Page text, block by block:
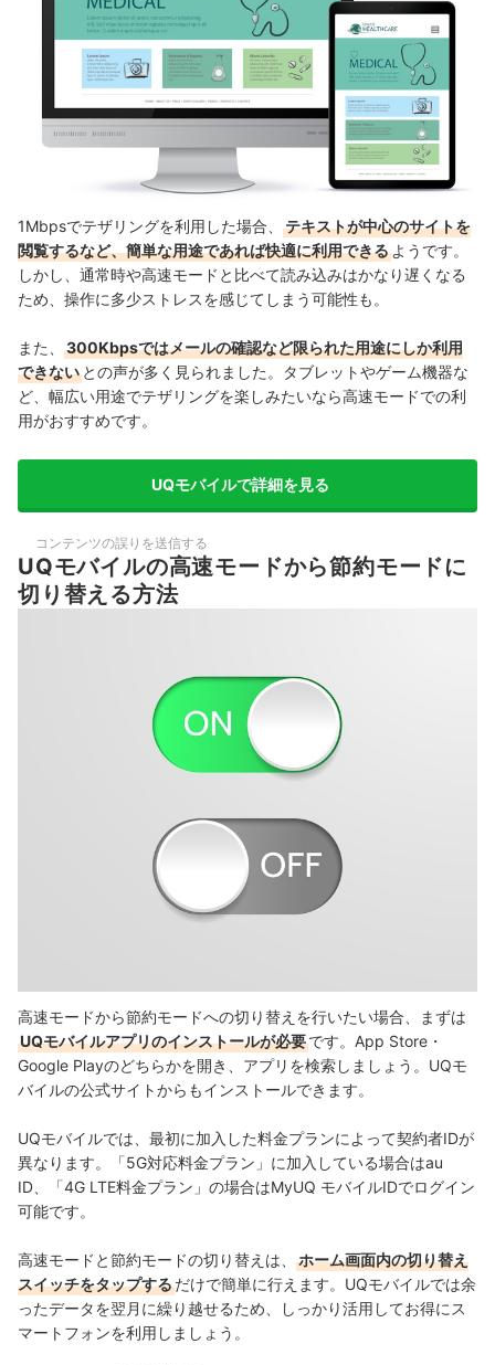
1Mbpsでテザリングを利用した場合、
テキストが中心のサイトを
閲覧するなど、簡単な用途であれば快適に利用できる ようです。
しかし、通常時や高速モードと比べて読み込みはかなり遅くなる
ため、操作に多少ストレスを感じてしまう可能性も。
また、
300Kbpsではメールの確認など限られた用途にしか利用
できない との声が多く見られました。タブレットやゲーム機器な
ど、幅広い用途でテザリングを楽しみたいなら高速モードでの利
用がおすすめです。
UQモバイルで詳細を見る
コンテンツの誤りを送信する
UQモバイルの高速モードから節約モードに
切り替える方法
高速モードから節約モードへの切り替えを行いたい場合、まずは
UQモバイルアプリのインストールが必要です。App Store・
Google Playのどちらかを開き、アプリを検索しましょう。UQモ
バイルの公式サイトからもインストールできます。
UQモバイルでは、最初に加入した料金プランによって契約者IDが
異なります。「5G対応料金プラン」に加入している場合はau
ID、「4G LTE料金プラン」の場合はMyUQ モバイルIDでログイン
可能です。
高速モードと節約モードの切り替えは、
ホーム画面内の切り替え
スイッチをタップするだけで簡単に行えます。UQモバイルでは余
ったデータを翌月に繰り越せるため、しっかり活用してお得にス
マートフォンを利用しましょう。